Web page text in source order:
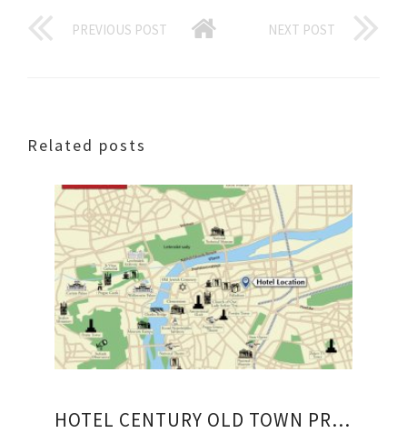
PREVIOUS POST NEXT POST
Related posts
HOTEL CENTURY OLD TOWN PRAGUE